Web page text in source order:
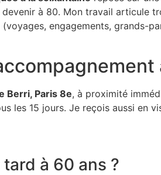
à 80. Mon travail articule
(voyages, engagements, grands-
Berri, Paris 8e, à proximité
les 15 jours. Je reçois aussi en
tard à 60 ans ?